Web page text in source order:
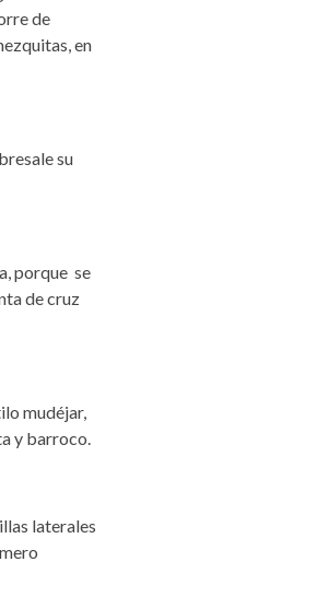
de
en
su
porque se
de cruz
mudéjar,
y barroco.
laterales